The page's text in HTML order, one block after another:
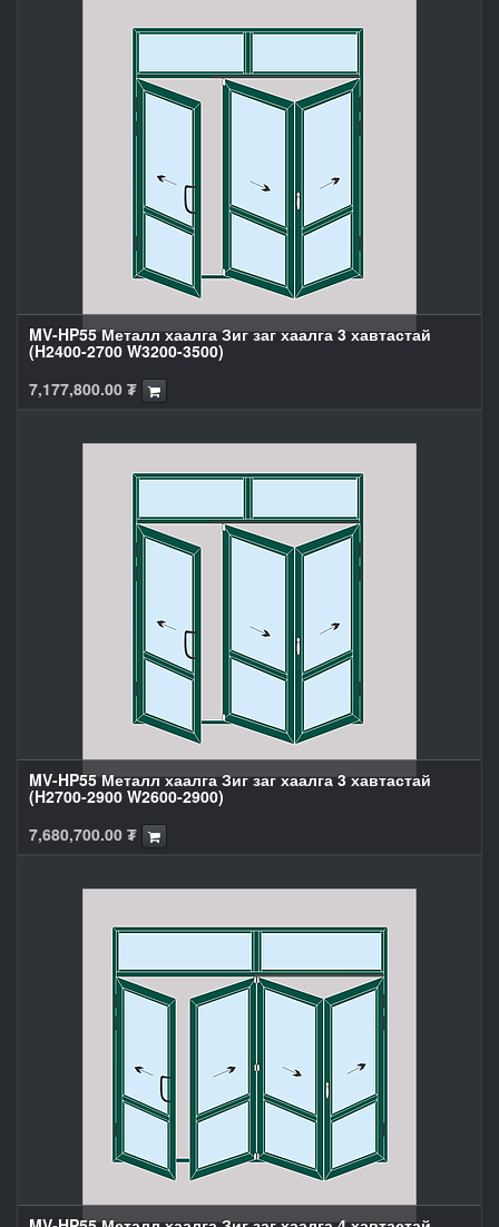
MV-HP55 Металл хаалга Зиг заг хаалга 3 хавтастай
(H2400-2700 W3200-3500)
7,177,800.00 ₮
MV-HP55 Металл хаалга Зиг заг хаалга 3 хавтастай
(H2700-2900 W2600-2900)
7,680,700.00 ₮